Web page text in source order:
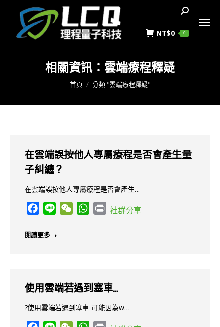
搜
NT$0 0
相關資訊： 雲端療程釋疑
您在這裡：
首頁 分類 "雲端療程釋疑"
在雲端誤按他人專屬療程是否會產生量
子糾纏？
在雲端誤按他人專屬療程是否會產生…
Facebook
Line WeChatWhatsApp
Print
社群分享
閱讀更多
使用雲端若遇到塞車…
?使用雲端若遇到塞車 可能因為w…